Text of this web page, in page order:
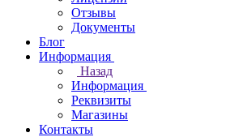
Отзывы
Документы
Блог
Информация
Назад
Информация
Реквизиты
Магазины
Контакты